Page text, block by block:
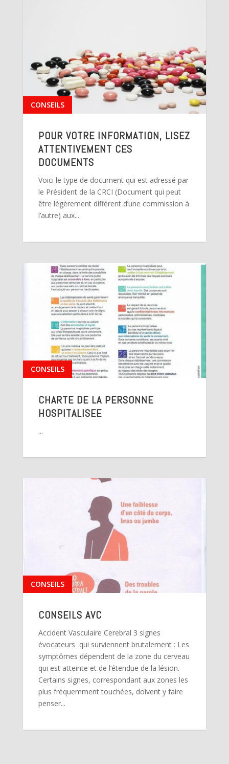
POUR VOTRE INFORMATION, LISEZ
ATTENTIVEMENT CES
DOCUMENTS
CONSEILS
Voici le type de document qui est adressé par
le Président de la CRCI (Document qui peut
être légèrement différent d’une commission à
l’autre) aux...
CHARTE DE LA PERSONNE
HOSPITALISEE
CONSEILS
...
CONSEILS AVC
CONSEILS
Accident Vasculaire Cerebral 3 signes
évocateurs qui surviennent brutalement : Les
symptômes dépendent de la zone du cerveau
qui est atteinte et de l’étendue de la lésion.
Certains signes, correspondant aux zones les
plus fréquemment touchées, doivent y faire
penser...